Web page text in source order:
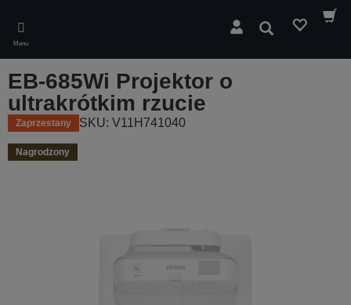
main
content
Menu
Wyszukaj
EB-685Wi Projektor o
ultrakrótkim rzucie
Zaprzestany SKU: V11H741040
Nagrodzony